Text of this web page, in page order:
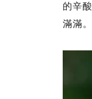
的辛
滿滿。